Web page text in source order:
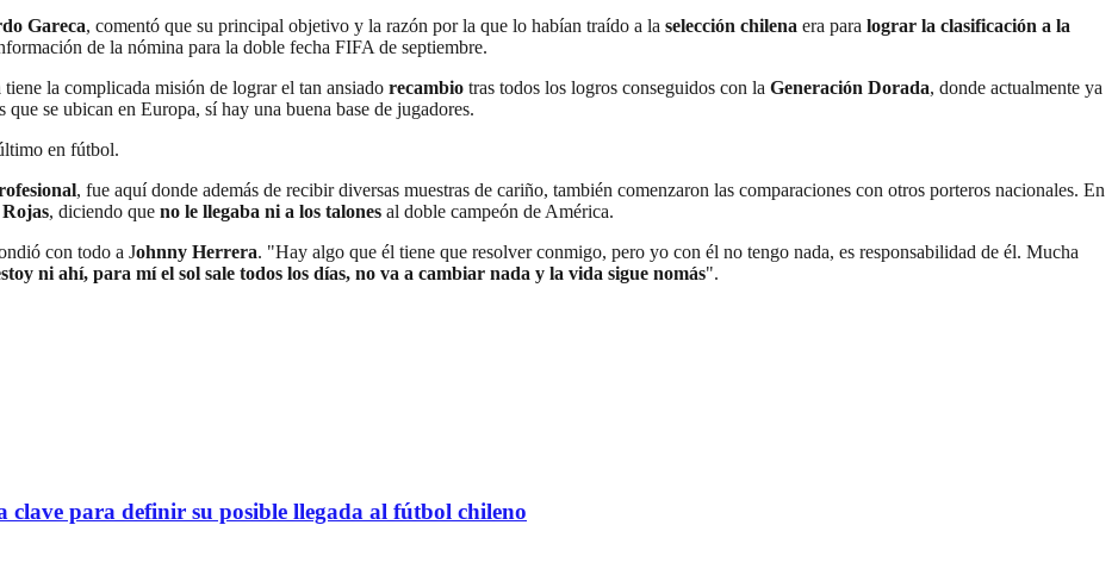
Gareca, comentó que su principal objetivo y la razón por la que lo habían traído a la selección chilena era para lograr la clasificación a la
de la nómina para la doble fecha FIFA de septiembre.
tiene la complicada misión de lograr el tan ansiado recambio tras todos los logros conseguidos con la Generación Dorada, donde actualmente ya
se ubican en Europa, sí hay una buena base de jugadores.
en fútbol.
, fue aquí donde además de recibir diversas muestras de cariño, también comenzaron las comparaciones con otros porteros nacionales. En
, diciendo que no le llegaba ni a los talones al doble campeón de América.
con todo a Johnny Herrera. "Hay algo que él tiene que resolver conmigo, pero yo con él no tengo nada, es responsabilidad de él. Mucha
ni ahí, para mí el sol sale todos los días, no va a cambiar nada y la vida sigue nomás".
para definir su posible llegada al fútbol chileno